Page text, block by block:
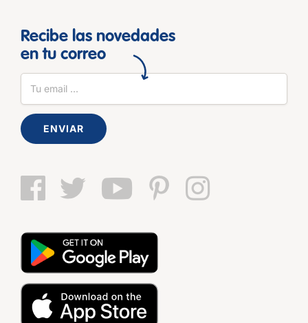
Recibe las novedades
en tu correo
ENVIAR